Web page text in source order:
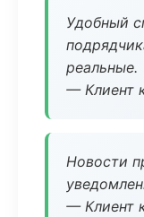
Удобный
реальные.
— Клиент
Новости
— Клиент